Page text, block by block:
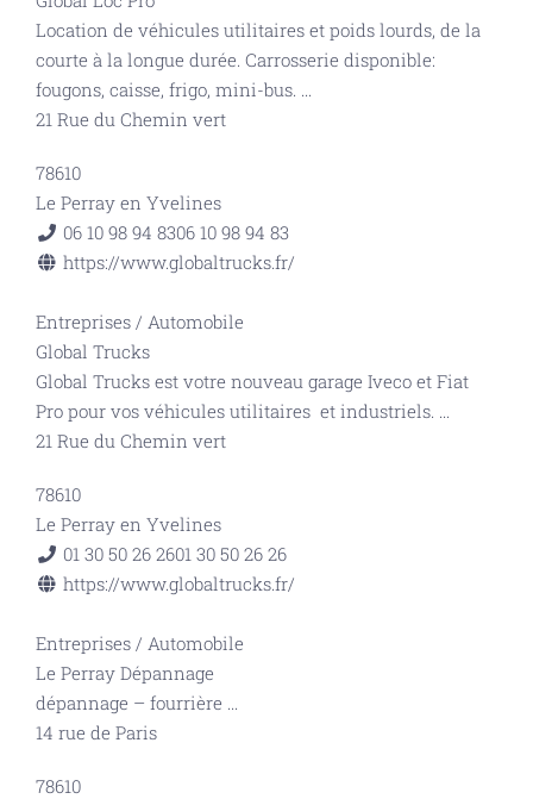
Location de véhicules utilitaires et poids lourds, de la
courte à la longue durée. Carrosserie disponible:
fougons, caisse, frigo, mini-bus. ...
21 Rue du Chemin vert
78610
Le Perray en Yvelines
06 10 98 94 8306 10 98 94 83
https://www.globaltrucks.fr/
Entreprises / Automobile
Global Trucks
Global Trucks est votre nouveau garage Iveco et Fiat
Pro pour vos véhicules utilitaires et industriels. ...
21 Rue du Chemin vert
78610
Le Perray en Yvelines
01 30 50 26 2601 30 50 26 26
https://www.globaltrucks.fr/
Entreprises / Automobile
Le Perray Dépannage
dépannage – fourrière ...
14 rue de Paris
78610